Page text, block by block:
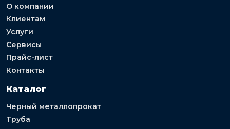
О компании
Клиентам
Услуги
Сервисы
Прайс-лист
Контакты
Каталог
Черный металлопрокат
Труба